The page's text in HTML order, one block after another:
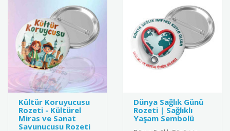
Kültür Koruyucusu
Rozeti - Kültürel
Miras ve Sanat
Savunucusu Rozeti
Dünya Sağlık Günü
Rozeti | Sağlıklı
Yaşam Sembolü